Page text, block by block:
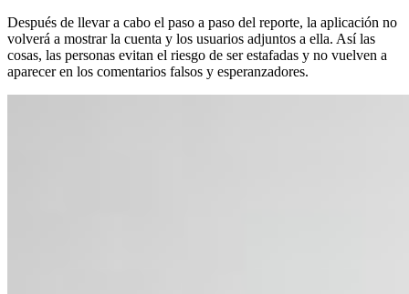
Después de llevar a cabo el paso a paso del reporte, la aplicación no
volverá a mostrar la cuenta y los usuarios adjuntos a ella. Así las
cosas, las personas evitan el riesgo de ser estafadas y no vuelven a
aparecer en los comentarios falsos y esperanzadores.